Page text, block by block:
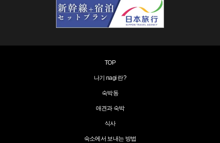
TOP
나기 nagi 란?
숙박동
애견과 숙박
식사
숙소에서 보내는 방법